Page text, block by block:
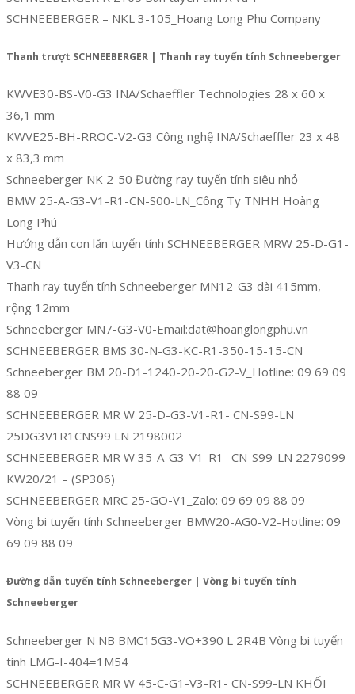
SCHNEEBERGER – NKL 3-105_Hoang Long Phu Company
Thanh trượt SCHNEEBERGER | Thanh ray tuyến tính Schneeberger
KWVE30-BS-V0-G3 INA/Schaeffler Technologies 28 x 60 x
36,1 mm
KWVE25-BH-RROC-V2-G3 Công nghệ INA/Schaeffler 23 x 48
x 83,3 mm
Schneeberger NK 2-50 Đường ray tuyến tính siêu nhỏ
BMW 25-A-G3-V1-R1-CN-S00-LN_Công Ty TNHH Hoàng
Long Phú
Hướng dẫn con lăn tuyến tính SCHNEEBERGER MRW 25-D-G1-
V3-CN
Thanh ray tuyến tính Schneeberger MN12-G3 dài 415mm,
rộng 12mm
Schneeberger MN7-G3-V0-Email:dat@hoanglongphu.vn
SCHNEEBERGER BMS 30-N-G3-KC-R1-350-15-15-CN
Schneeberger BM 20-D1-1240-20-20-G2-V_Hotline: 09 69 09
88 09
SCHNEEBERGER MR W 25-D-G3-V1-R1- CN-S99-LN
25DG3V1R1CNS99 LN 2198002
SCHNEEBERGER MR W 35-A-G3-V1-R1- CN-S99-LN 2279099
KW20/21 – (SP306)
SCHNEEBERGER MRC 25-GO-V1_Zalo: 09 69 09 88 09
Vòng bi tuyến tính Schneeberger BMW20-AG0-V2-Hotline: 09
69 09 88 09
Đường dẫn tuyến tính Schneeberger | Vòng bi tuyến tính
Schneeberger
Schneeberger N NB BMC15G3-VO+390 L 2R4B Vòng bi tuyến
tính LMG-I-404=1M54
SCHNEEBERGER MR W 45-C-G1-V3-R1- CN-S99-LN KHỐI